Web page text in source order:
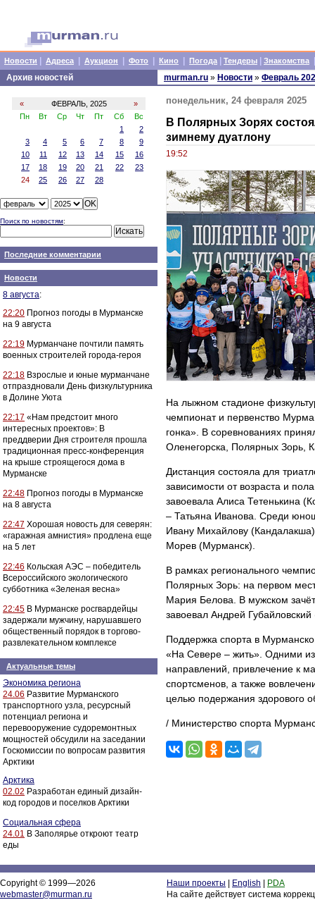
Новости Адреса Аукцион Фото Кино Погода Тендеры Знакомства
Архив новостей
« ФЕВРАЛЬ, 2025
»
Пн
Вт Ср Чт Пт Сб
Вс
1
2
3
4 5 6 7 8
9
10
11 12 13 14 15
16
17
18 19 20 21 22
23
24
25 26 27 28
Поиск по новостям:
Последние комментарии
Новости
8 августа:
22:20 Прогноз погоды в Мурманске
на 9 августа
22:19 Мурманчане почтили память
военных строителей города-героя
22:18 Взрослые и юные мурманчане
отпраздновали День физкультурника
в Долине Уюта
22:17 «Нам предстоит много
интересных проектов»: В
преддверии Дня строителя прошла
традиционная пресс-конференция
на крыше строящегося дома в
Мурманске
22:48 Прогноз погоды в Мурманске
на 8 августа
22:47 Хорошая новость для северян:
«гаражная амнистия» продлена еще
на 5 лет
22:46 Кольская АЭС – победитель
Всероссийского экологического
субботника «Зеленая весна»
22:45 В Мурманске росгвардейцы
задержали мужчину, нарушавшего
общественный порядок в торгово-
развлекательном комплексе
Актуальные темы
Экономика региона
24.06 Развитие Мурманского
транспортного узла, ресурсный
потенциал региона и
перевооружение судоремонтных
мощностей обсудили на заседании
Госкомиссии по вопросам развития
Арктики
Арктика
02.02 Разработан единый дизайн-
код городов и поселков Арктики
Социальная сфера
24.01 В Заполярье откроют театр
еды
murman.ru » Новости » Февраль
понедельник, 24 февраля 2025
В Полярных Зорях
зимнему дуатлону
19:52
На лыжном стадионе
чемпионат и первенство
гонка». В соревнованиях
Оленегорска, Полярных Зорь,
Дистанция состояла для
зависимости от возраста и
завоевала Алиса Тетенькина
– Татьяна Иванова. Среди
Ивану Михайлову
Морев (Мурманск).
В рамках регионального
Полярных Зорь: на первом
Мария Белова. В мужском
завоевал Андрей
Поддержка спорта в
«На Севере – жить». Одними из
направлений, привлечение к
спортсменов, а также
целью подержания здорового
/ Министерство спорта
Copyright © 1999—2026
webmaster@murman.ru
Наши проекты English
PDA
На сайте действует система